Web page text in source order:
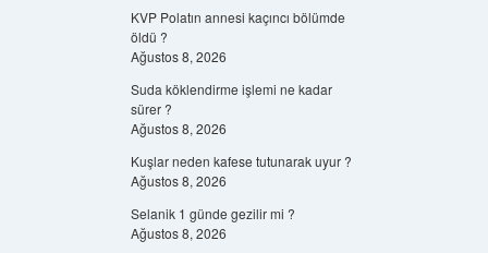
KVP Polatın annesi kaçıncı bölümde
öldü ?
Ağustos 8, 2026
Suda köklendirme işlemi ne kadar
sürer ?
Ağustos 8, 2026
Kuşlar neden kafese tutunarak uyur ?
Ağustos 8, 2026
Selanik 1 günde gezilir mi ?
Ağustos 8, 2026